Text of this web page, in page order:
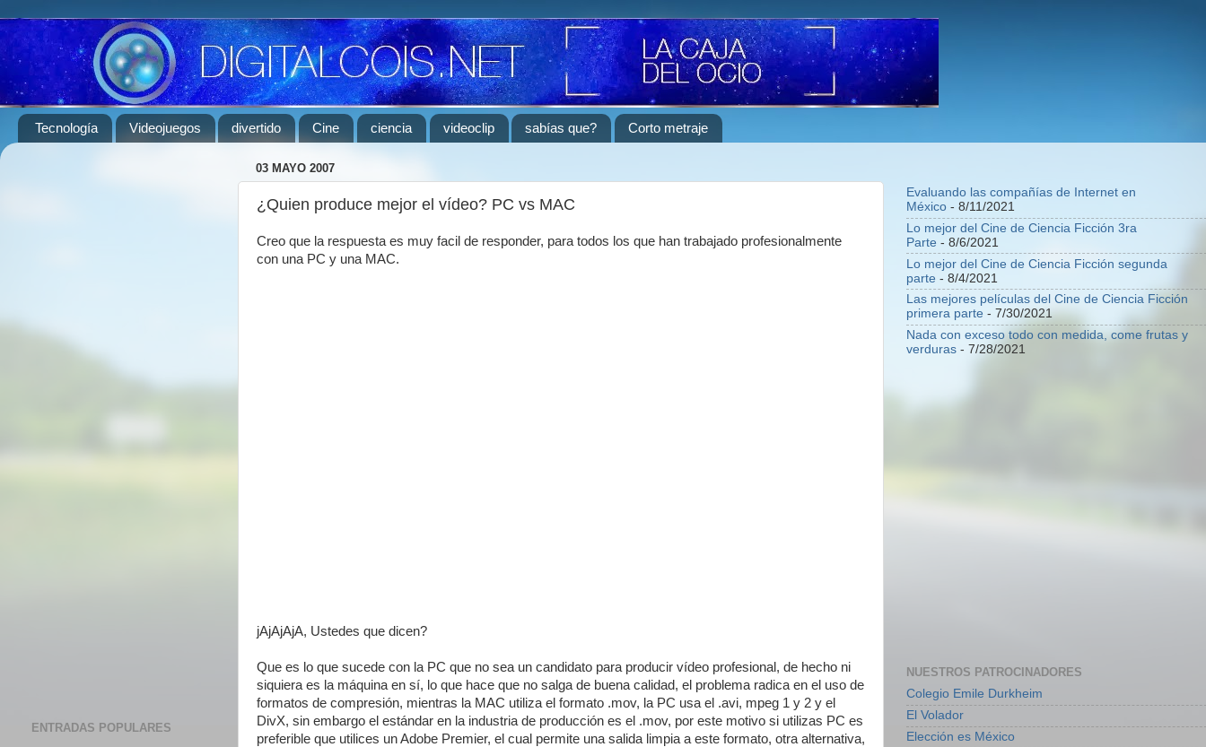
Tecnología Videojuegos divertido Cine ciencia videoclip sabías que? Corto metraje
03 MAYO 2007
¿Quien produce mejor el vídeo? PC vs MAC
Creo que la respuesta es muy facil de responder, para todos los que han trabajado profesionalmente
con una PC y una MAC.
jAjAjAjA, Ustedes que dicen?
Que es lo que sucede con la PC que no sea un candidato para producir vídeo profesional, de hecho ni
siquiera es la máquina en sí, lo que hace que no salga de buena calidad, el problema radica en el uso de
formatos de compresión, mientras la MAC utiliza el formato .mov, la PC usa el .avi, mpeg 1 y 2 y el
DivX, sin embargo el estándar en la industria de producción es el .mov, por este motivo si utilizas PC es
preferible que utilices un Adobe Premier, el cual permite una salida limpia a este formato, otra alternativa,
ENTRADAS POPULARES
Evaluando las compañías de Internet en
México - 8/11/2021
Lo mejor del Cine de Ciencia Ficción 3ra
Parte - 8/6/2021
Lo mejor del Cine de Ciencia Ficción segunda
parte - 8/4/2021
Las mejores películas del Cine de Ciencia Ficción
primera parte - 7/30/2021
Nada con exceso todo con medida, come frutas y
verduras - 7/28/2021
NUESTROS PATROCINADORES
Colegio Emile Durkheim
El Volador
Elección es México